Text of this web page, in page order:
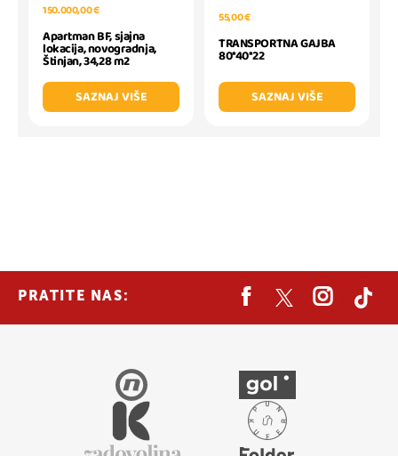
150.000,00 €
Apartman BF, sjajna
lokacija, novogradnja,
Štinjan, 34,28 m2
SAZNAJ VIŠE
55,00 €
TRANSPORTNA GAJBA
80*40*22
SAZNAJ VIŠE
PRATITE NAS: